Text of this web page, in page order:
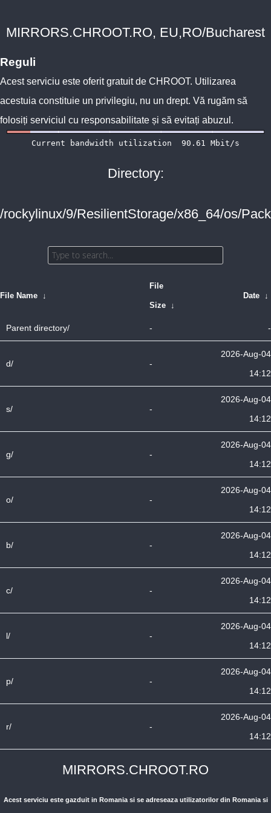
MIRRORS.CHROOT.RO, EU,RO/Bucharest
Reguli
Acest serviciu este oferit gratuit de CHROOT. Utilizarea
acestuia constituie un privilegiu, nu un drept. Vă rugăm să
folosiți serviciul cu responsabilitate și să evitați abuzul.
Directory:
/rockylinux/9/ResilientStorage/x86_64/os/
File Name ↓
File
Size ↓
Date ↓
Parent directory/ - -
d/ -
2026-Aug-04
14:12
s/ -
2026-Aug-04
14:12
g/ -
2026-Aug-04
14:12
o/ -
2026-Aug-04
14:12
b/ -
2026-Aug-04
14:12
c/ -
2026-Aug-04
14:12
l/ -
2026-Aug-04
14:12
p/ -
2026-Aug-04
14:12
r/ -
2026-Aug-04
14:12
MIRRORS.CHROOT.RO
Acest serviciu este gazduit in Romania si se adreseaza utilizatorilor din Romania si